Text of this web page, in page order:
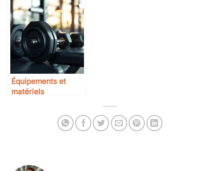
sert ?
Équipements et
matériels
de musculation